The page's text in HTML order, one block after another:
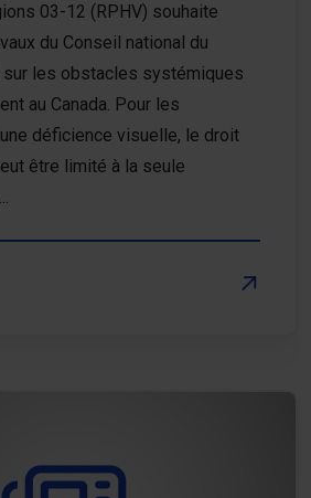
03-12 (RPHV) souhaite
du Conseil national du
sur les obstacles systémiques
au Canada. Pour les
déficience visuelle, le droit
être limité à la seule
SYSTÉMIQUES AU DROIT